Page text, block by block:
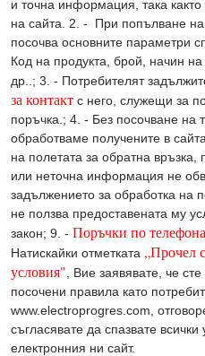
и точна информация, така
на сайта. 2. - При попълване
посочва основните параметри
Код на продукта, брой, начин
др..; 3. - Потребителят
за контакт с него, служещи за
поръчка.; 4. - Без посочване на
обработваме получените в
на полетата за обратна
или неточна информация не
задължението за обработка на
не ползва предоставената му
закон; 9. - Поръчки по
Натискайки отметката „Прочел
условия" , Вие заявявате, че
посочени правила като
www.electroprogres.com,
съгласявате да спазвате
електронния ни сайт.